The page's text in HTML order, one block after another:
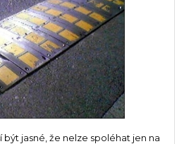
jasné, že nelze spoléhat jen na